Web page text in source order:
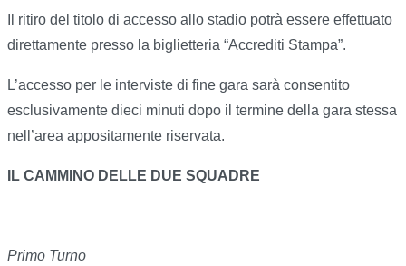
Il ritiro del titolo di accesso allo stadio potrà essere effettuato
direttamente presso la biglietteria “Accrediti Stampa”.
L’accesso per le interviste di fine gara sarà consentito
esclusivamente dieci minuti dopo il termine della gara stessa
nell’area appositamente riservata.
IL CAMMINO DELLE DUE SQUADRE
Primo Turno